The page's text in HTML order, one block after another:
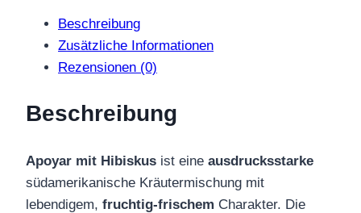
Beschreibung
Zusätzliche Informationen
Rezensionen (0)
Beschreibung
Apoyar mit Hibiskus ist eine ausdrucksstarke
südamerikanische Kräutermischung mit
lebendigem, fruchtig-frischem Charakter. Die